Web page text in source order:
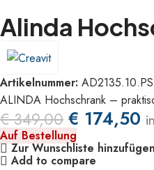
Alinda
Artikelnummer: AD2135.10.PS
ALINDA Hochschrank –
€349,00 € 174,50
Auf Bestellung
Zur Wunschliste hinzufügen
Add to compare